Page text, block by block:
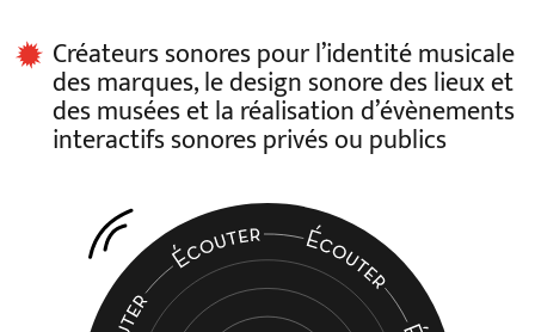
Créateurs sonores pour l’identité musicale
des marques, le design sonore des lieux et
des musées et la réalisation d’évènements
interactifs sonores privés ou publics